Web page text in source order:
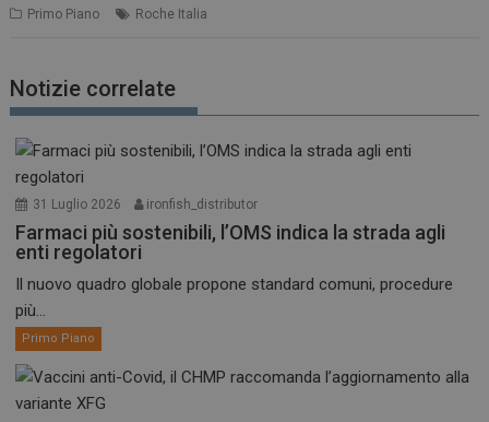
Primo Piano Roche Italia
Notizie correlate
31 Luglio 2026 ironfish_distributor
Farmaci più sostenibili, l’OMS indica la strada agli
enti regolatori
Il nuovo quadro globale propone standard comuni, procedure
più...
Primo Piano